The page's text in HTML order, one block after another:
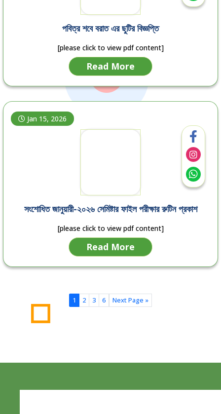
পবিত্র শবে বরাত এর ছুটির বিজ্ঞপ্তি
[please click to view pdf content]
Read More
Jan 15, 2026
সংশোধিত জানুয়ারী-২০২৬ সেমিষ্টার ফাইল পরীক্ষার রুটিন প্রকাশ
[please click to view pdf content]
Read More
1 2 3 6 Next Page »